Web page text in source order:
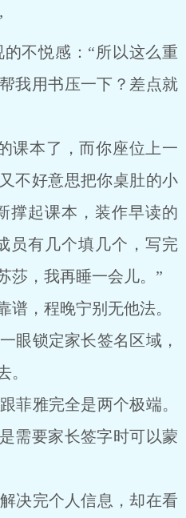
悦感：“所以这么重
我用书压一下？差点就
本了，而你座位上一
不好意思把你桌肚的小
撑起课本，装作早读的
员有几个填几个，写完
莎，我再睡一会儿。”
，程晚宁别无他法。
锁定家长签名区域，
。
雅完全是两个极端。
需要家长签字时可以蒙
完个人信息，却在看